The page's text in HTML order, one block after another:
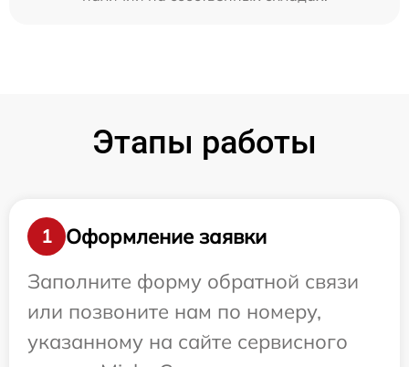
Этапы работы
1
Оформление заявки
Заполните форму обратной связи
или позвоните нам по номеру,
указанному на сайте сервисного